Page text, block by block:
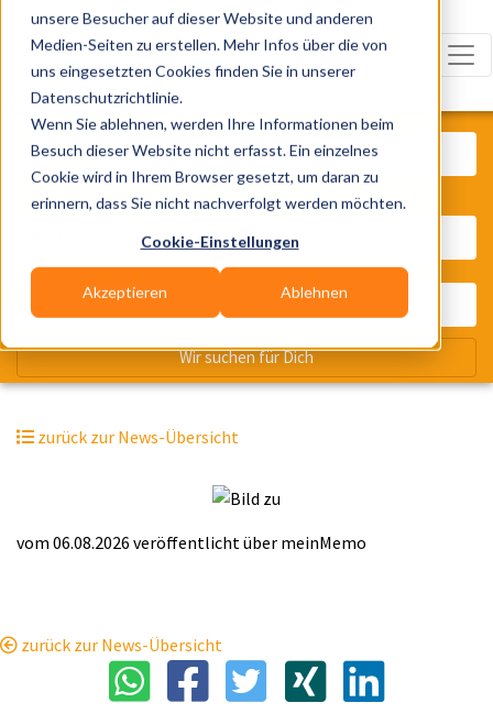
unsere Besucher auf dieser Website und anderen
Medien-Seiten zu erstellen. Mehr Infos über die von
uns eingesetzten Cookies finden Sie in unserer
Datenschutzrichtlinie.
Wenn Sie ablehnen, werden Ihre Informationen beim
Besuch dieser Website nicht erfasst. Ein einzelnes
Cookie wird in Ihrem Browser gesetzt, um daran zu
erinnern, dass Sie nicht nachverfolgt werden möchten.
Cookie-Einstellungen
Akzeptieren Ablehnen
zurück zur News-Übersicht
vom 06.08.2026 veröffentlicht über meinMemo
zurück zur News-Übersicht
Was? Künstler, Zelte, Bands,
Wo? Stadt, PLZ, Ort
Wir suchen für Dich